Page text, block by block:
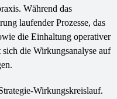
Während das
laufender Prozesse, das
die Einhaltung operativer
die Wirkungsanalyse auf
Wirkungskreislauf.